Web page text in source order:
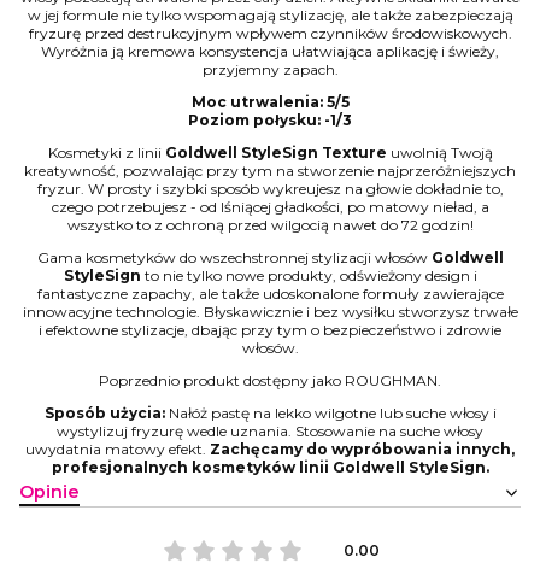
w jej formule nie tylko wspomagają stylizację, ale także zabezpieczają
fryzurę przed destrukcyjnym wpływem czynników środowiskowych.
Wyróżnia ją kremowa konsystencja ułatwiająca aplikację i świeży,
przyjemny zapach.
Moc utrwalenia: 5/5
Poziom połysku: -1/3
Kosmetyki z linii Goldwell StyleSign Texture uwolnią Twoją
kreatywność, pozwalając przy tym na stworzenie najprzeróżniejszych
fryzur. W prosty i szybki sposób wykreujesz na głowie dokładnie to,
czego potrzebujesz - od lśniącej gładkości, po matowy nieład, a
wszystko to z ochroną przed wilgocią nawet do 72 godzin!
Gama kosmetyków do wszechstronnej stylizacji włosówGoldwell
StyleSign to nie tylko nowe produkty, odświeżony design i
fantastyczne zapachy, ale także udoskonalone formuły zawierające
innowacyjne technologie. Błyskawicznie i bez wysiłku stworzysz trwałe
i efektowne stylizacje, dbając przy tym o bezpieczeństwo i zdrowie
włosów.
Poprzednio produkt dostępny jako ROUGHMAN.
Sposób użycia:Nałóż pastę na lekko wilgotne lub suche włosy i
wystylizuj fryzurę wedle uznania. Stosowanie na suche włosy
uwydatnia matowy efekt. Zachęcamy do wypróbowania innych,
profesjonalnych kosmetyków linii Goldwell StyleSign.
Opinie
0.00